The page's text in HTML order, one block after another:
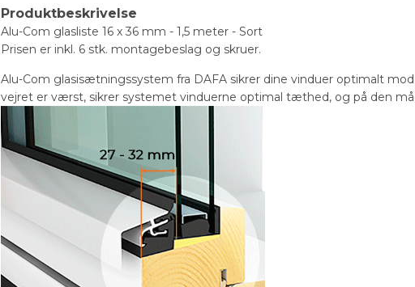
Produktbeskrivelse
Alu-Com glasliste 16 x 36 mm - 1,5 meter - Sort
Prisen er inkl. 6 stk. montagebeslag og skruer.
Alu-Com glasisætningssystem fra DAFA sikrer dine vinduer optimalt
vejret er værst, sikrer systemet vinduerne optimal tæthed, og på den